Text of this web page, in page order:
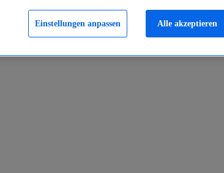
Einstellungen anpassen Alle akzeptieren